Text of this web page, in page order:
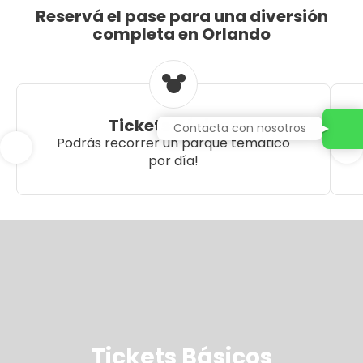
Reservá el pase para una diversión
completa en Orlando
Tickets Básicos
Podrás recorrer un parque temático
por día!
Contacta con nosotros